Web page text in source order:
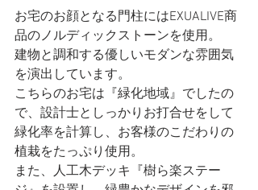
お宅のお顔となる門柱にはEXUALIVE商
品のノルディックストーンを使用。
建物と調和する優しいモダンな雰囲気
を演出しています。
こちらのお宅は『緑化地域』でしたの
で、設計士としっかりお打合せをして
緑化率を計算し、お客様のこだわりの
植栽をたっぷり使用。
また、人工木デッキ『樹ら楽ステー